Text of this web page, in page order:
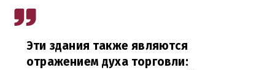
Эти здания также являются
отражением духа торговли: